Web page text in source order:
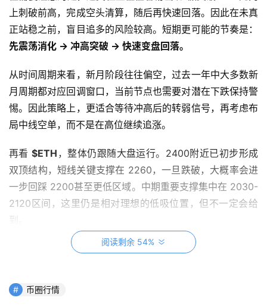
上刺破前高，完成空头清算，随后再快速回落。因此在未真
正站稳之前，盲目追多的风险较高。短期更可能的节奏是：
先震荡消化 → 冲高突破 → 快速变盘回落。
从时间周期来看，新月阶段往往偏空，过去一年中大多数新
月周期都对应回调窗口，当前节点也需要对潜在下跌保持警
惕。因此策略上，更适合等待冲高后的转弱信号，再考虑布
局中线空单，而不是在高位继续追涨。
再看 $ETH ，整体仍跟随大盘运行。2400附近已初步形成
双顶结构，短线关键支撑在 2260，一旦跌破，大概率会进
一步回踩 2200甚至更低区域。中期重要支撑集中在 2030-
2120区间，这里仍是相对理想的低吸位置，但不一定会给
到。
阅读剩余 54%
币圈行情